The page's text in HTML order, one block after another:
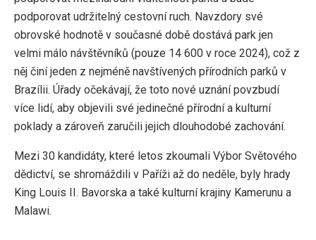
podporovat udržitelný cestovní ruch. Navzdory své
obrovské hodnotě v současné době dostává park jen
velmi málo návštěvníků (pouze 14 600 v roce 2024), což z
něj činí jeden z nejméně navštívených přírodních parků v
Brazílii. Úřady očekávají, že toto nové uznání povzbudí
více lidí, aby objevili své jedinečné přírodní a kulturní
poklady a zároveň zaručili jejich dlouhodobé zachování.
Mezi 30 kandidáty, které letos zkoumali Výbor Světového
dědictví, se shromáždili v Paříži až do neděle, byly hrady
King Louis II. Bavorska a také kulturní krajiny Kamerunu a
Malawi.